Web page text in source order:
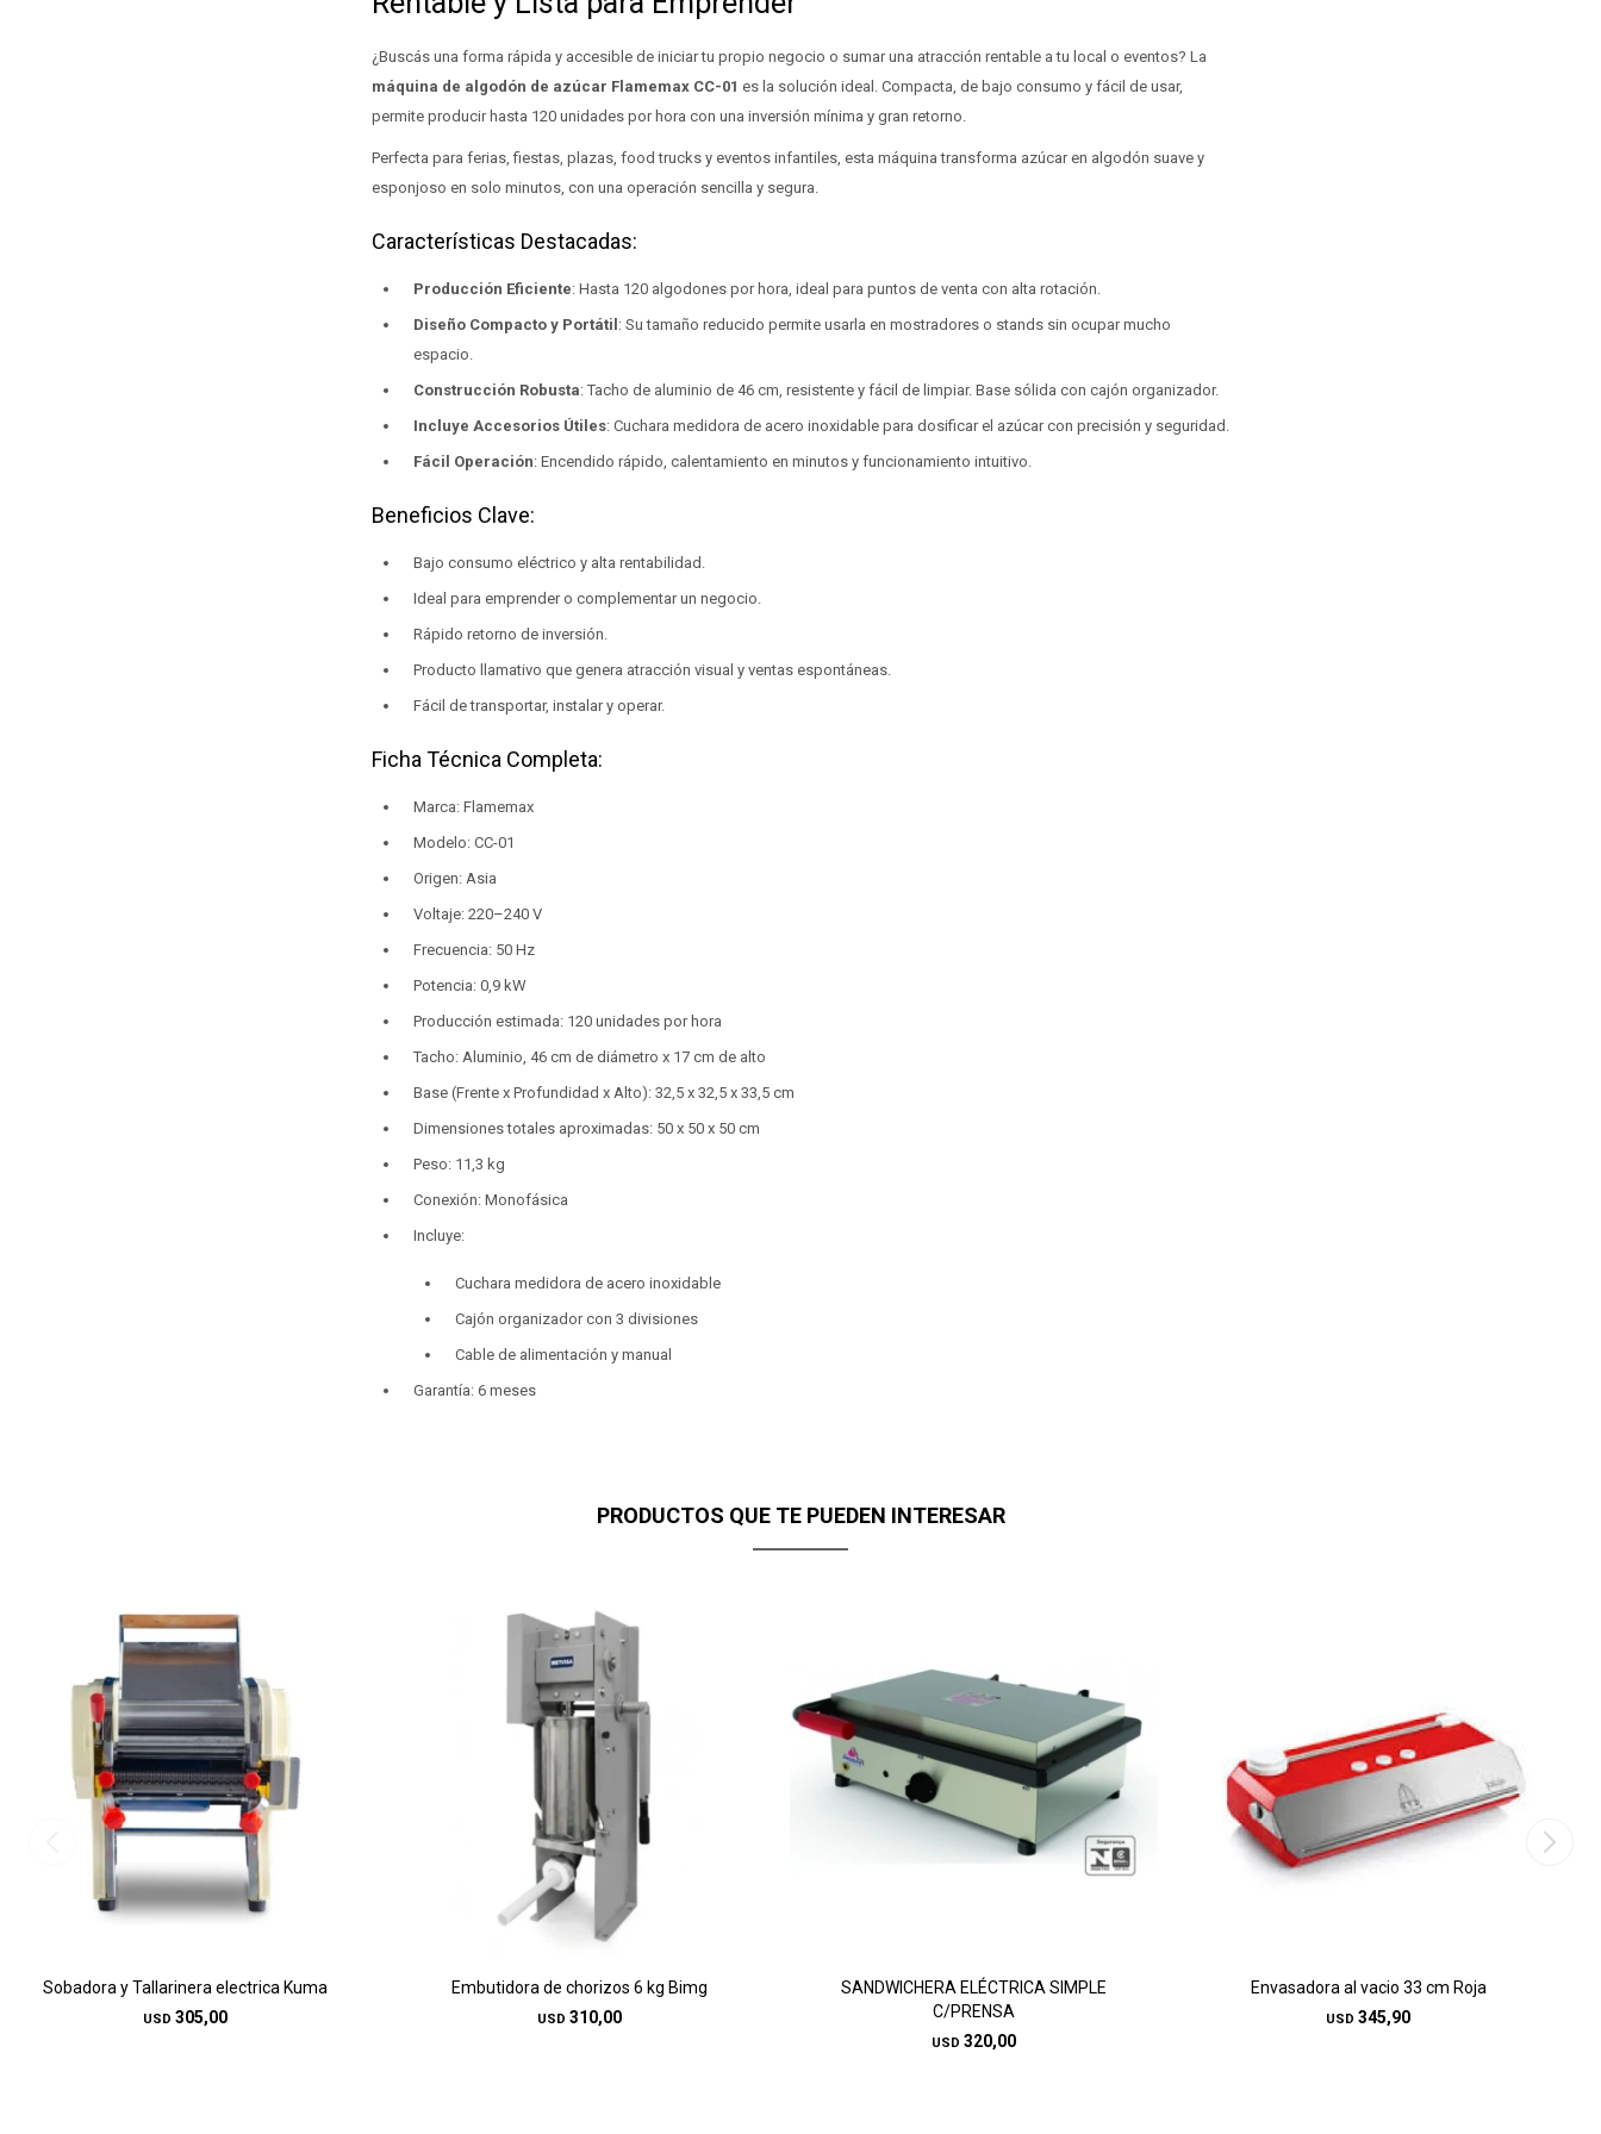
¿Buscás una forma rápida y accesible de iniciar tu propio negocio o sumar una atracción rentable a tu local o eventos? La
máquina de algodón de azúcar Flamemax CC-01 es la solución ideal. Compacta, de bajo consumo y fácil de usar,
permite producir hasta 120 unidades por hora con una inversión mínima y gran retorno.
Perfecta para ferias, fiestas, plazas, food trucks y eventos infantiles, esta máquina transforma azúcar en algodón suave y
esponjoso en solo minutos, con una operación sencilla y segura.
Características Destacadas:
Producción Eficiente: Hasta 120 algodones por hora, ideal para puntos de venta con alta rotación.
Diseño Compacto y Portátil : Su tamaño reducido permite usarla en mostradores o stands sin ocupar mucho
espacio.
Construcción Robusta: Tacho de aluminio de 46 cm, resistente y fácil de limpiar. Base sólida con cajón organizador.
Incluye Accesorios Útiles: Cuchara medidora de acero inoxidable para dosificar el azúcar con precisión y seguridad.
Fácil Operación: Encendido rápido, calentamiento en minutos y funcionamiento intuitivo.
Beneficios Clave:
Bajo consumo eléctrico y alta rentabilidad.
Ideal para emprender o complementar un negocio.
Rápido retorno de inversión.
Producto llamativo que genera atracción visual y ventas espontáneas.
Fácil de transportar, instalar y operar.
Ficha Técnica Completa:
Marca: Flamemax
Modelo: CC-01
Origen: Asia
Voltaje: 220–240 V
Frecuencia: 50 Hz
Potencia: 0,9 kW
Producción estimada: 120 unidades por hora
Tacho: Aluminio, 46 cm de diámetro x 17 cm de alto
Base (Frente x Profundidad x Alto): 32,5 x 32,5 x 33,5 cm
Dimensiones totales aproximadas: 50 x 50 x 50 cm
Peso: 11,3 kg
Conexión: Monofásica
Incluye:
Cuchara medidora de acero inoxidable
Cajón organizador con 3 divisiones
Cable de alimentación y manual
Garantía: 6 meses
PRODUCTOS QUE TE PUEDEN INTERESAR
Sobadora y Tallarinera electrica Kuma
USD 305,00
Embutidora de chorizos 6 kg Bimg
USD 310,00
SANDWICHERA ELÉCTRICA SIMPLE
C/PRENSA
USD 320,00
Envasadora al vacio 33 cm Roja
USD 345,90